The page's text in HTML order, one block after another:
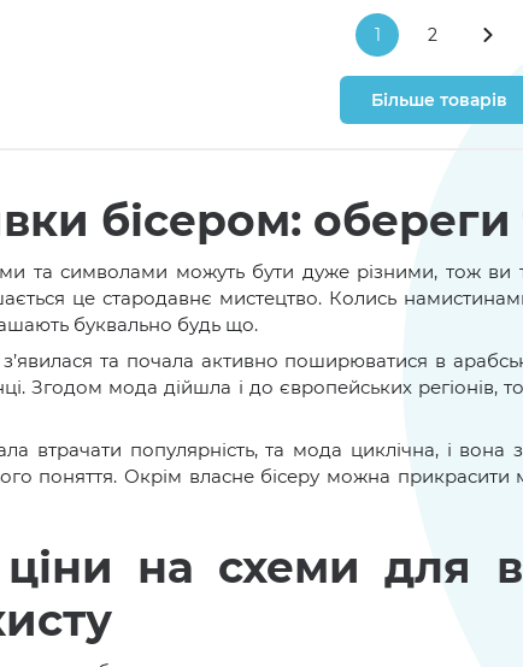
1 2
Більше товарів
бісером: обереги
та символами можуть бути дуже різними, тож ви
це стародавнє мистецтво. Колись
буквально будь що.
та почала активно поширюватися в
Згодом мода дійшла і до європейських регіонів,
втрачати популярність, та мода циклічна, і вона
поняття. Окрім власне бісеру можна
ціни на схеми для